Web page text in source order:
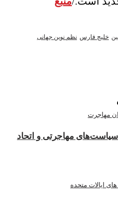
خلیج فارس نظم نوین جهانی
مهاجرتی و اتحاد